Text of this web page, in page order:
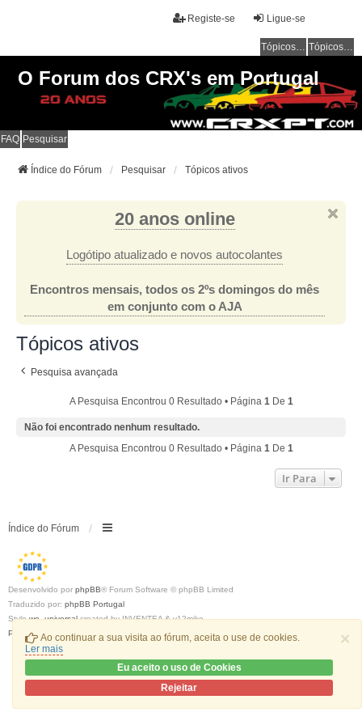
×
Ao continuar a sua visita ao fórum, aceita o use de cookies.
Ler mais
Eu aceito o uso de Cookies
Rejeitar
Ligue-se
Registe-se
Tópicos sem resposta Tópicos ativos
O Forum dos CRX's em Portugal
FAQ Pesquisar
Índice do Fórum Pesquisar Tópicos ativos
20 anos online
Logótipo atualizado e novos autocolantes
Encontros mensais, todos os 2ºs domingos do mês
em conjunto com o AJA
Tópicos ativos
Pesquisa avançada
A Pesquisa Encontrou 0 Resultado • Página 1De 1
Não foi encontrado nenhum resultado.
A Pesquisa Encontrou 0 Resultado • Página 1De 1
Ir Para
Índice do Fórum
Desenvolvido por phpBB® Forum Software © phpBB Limited
Traduzido por: phpBB Portugal
Stylewe_universalcreated by INVENTEA & v12mike
Privacidade
Termos